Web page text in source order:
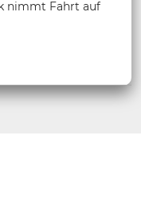
nimmt Fahrt auf